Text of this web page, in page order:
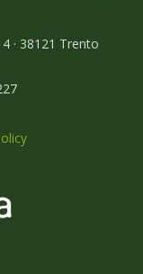
· 38121 Trento